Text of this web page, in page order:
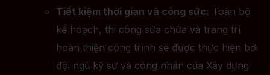
Tiết kiệm thời gian và công sức: Toàn bộ
kế hoạch, thi công sửa chữa và trang trí
hoàn thiện công trình sẽ được thực hiện bởi
đội ngũ kỹ sư và công nhân của Xây dựng